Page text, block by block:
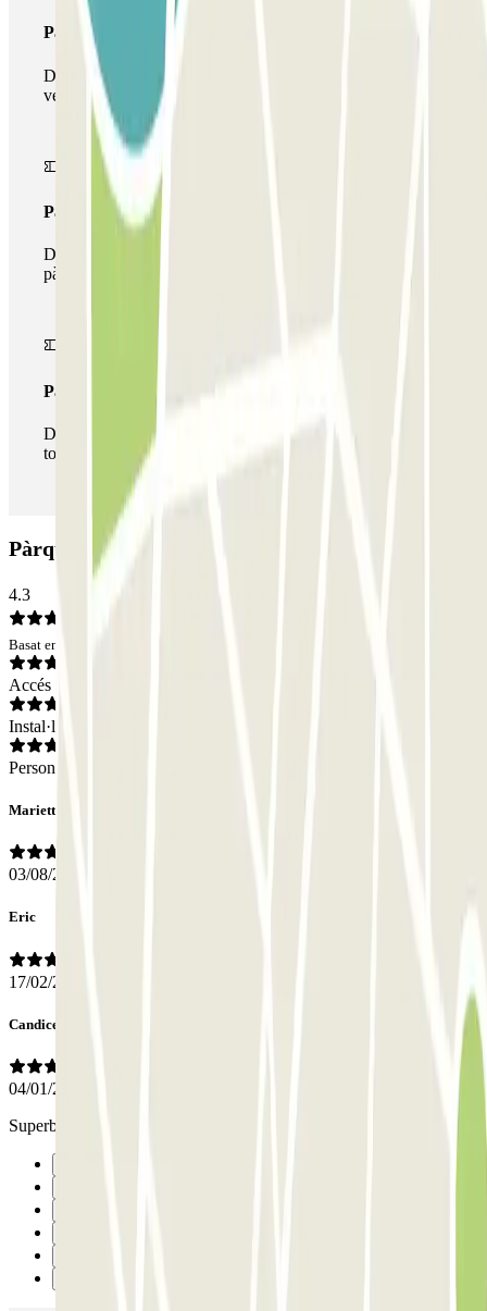
Passi simple
Durant la teva estada podràs entrar i sortir una única
vegada al pàrquing
Passi multipàrquing
Durant la teva estada podràs fer ús de tota la xarxa de
pàrquings d'aquest operador disponibles a Parclick.
Passi il·limitat
Durant la teva estada podràs entrar i sortir del pàrquing
totes les vegades que vulguis.
Pàrquing ParkBee Rue Jourdan: Opinions
4.3
Basat en 11 opinions
Accés
Instal·lacions
Personal
Mariette
03/08/2026
Eric
17/02/2026
Candice
04/01/2026
Superbe parking très fonctionnel ! Je recommande fortement